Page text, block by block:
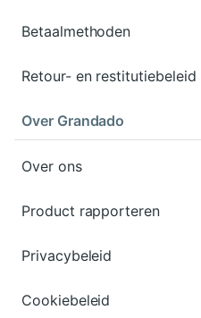
Betaalmethoden
Retour- en restitutiebeleid
Over Grandado
Over ons
Product rapporteren
Privacybeleid
Cookiebeleid